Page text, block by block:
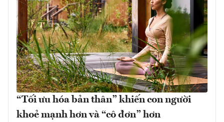
“Tối ưu hóa bản thân” khiến con người
khoẻ mạnh hơn và “cô đơn” hơn